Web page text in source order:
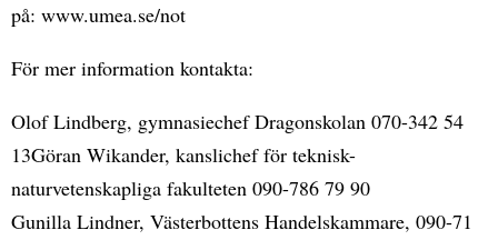
på: www.umea.se/not
För mer information kontakta:
Olof Lindberg, gymnasiechef Dragonskolan 070-342 54
13Göran Wikander, kanslichef för teknisk-
naturvetenskapliga fakulteten 090-786 79 90
Gunilla Lindner, Västerbottens Handelskammare, 090-71